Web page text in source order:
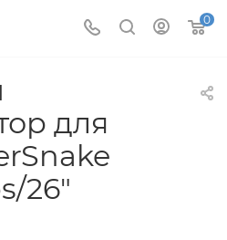
0
для
26"